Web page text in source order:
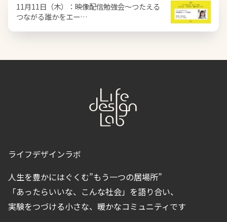
11月11日（木）：映像配信勉強会〜つたえる
つながる誰かをエー…
ライフデザインラボ
人生を豊かにはぐくむ”もう一つの居場所”
「あったらいいな、こんな社会」を語り合い、
実験をつづける小さな、暖かなコミュニティです